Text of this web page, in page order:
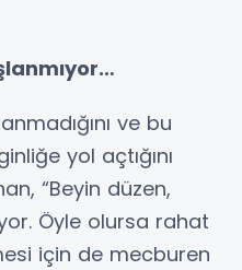
ve bu
yol açtığını
“Beyin düzen,
Öyle olursa rahat
için de mecburen